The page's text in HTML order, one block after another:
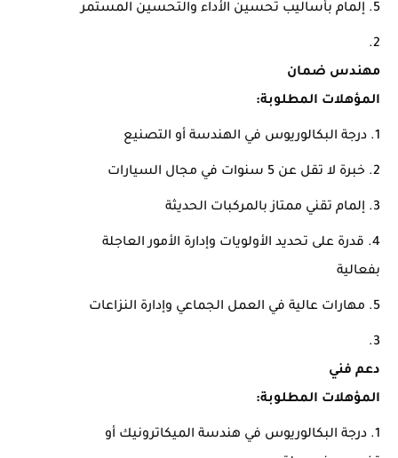
إلمام بأساليب تحسين الأداء والتحسين المستمر
مهندس ضمان
المؤهلات المطلوبة:
درجة البكالوريوس في الهندسة أو التصنيع
خبرة لا تقل عن 5 سنوات في مجال السيارات
إلمام تقني ممتاز بالمركبات الحديثة
قدرة على تحديد الأولويات وإدارة الأمور العاجلة
بفعالية
مهارات عالية في العمل الجماعي وإدارة النزاعات
دعم فني
المؤهلات المطلوبة:
درجة البكالوريوس في هندسة الميكاترونيك أو